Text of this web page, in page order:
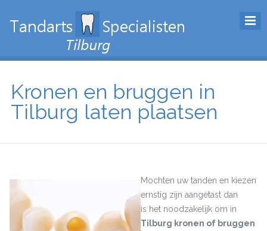
Kronen en bruggen in
Tilburg laten plaatsen
Mochten uw tanden en kiezen
ernstig zijn aangetast dan
is het noodzakelijk om in
Tilburg kronen of bruggen